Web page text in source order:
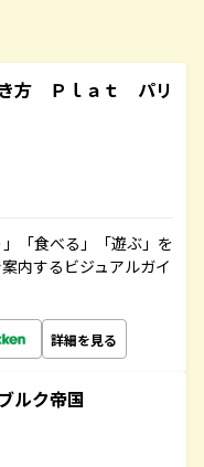
方 Ｐｌａｔ パリ
「食べる」「遊ぶ」を
内するビジュアルガイ
詳細を見る
ルク帝国